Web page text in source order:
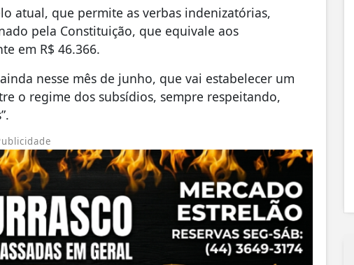
atual, que permite as verbas indenizatórias,
pela Constituição, que equivale aos
em R$ 46.366.
nesse mês de junho, que vai estabelecer um
o regime dos subsídios, sempre respeitando,